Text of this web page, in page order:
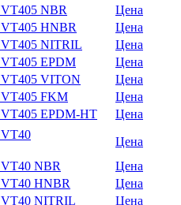
NBR
Цена
HNBR
Цена
VT405 NITRIL
Цена
EPDM
Цена
VT405 VITON
Цена
VT405 FKM
Цена
VT405 EPDM-HT
Цена
VT40
Цена
NBR
Цена
VT40 HNBR
Цена
VT40 NITRIL
Цена